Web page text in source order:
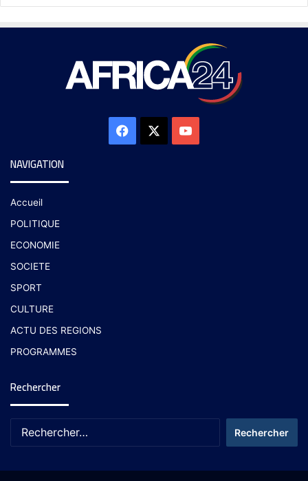
NAVIGATION
Accueil
POLITIQUE
ECONOMIE
SOCIETE
SPORT
CULTURE
ACTU DES REGIONS
PROGRAMMES
Rechercher